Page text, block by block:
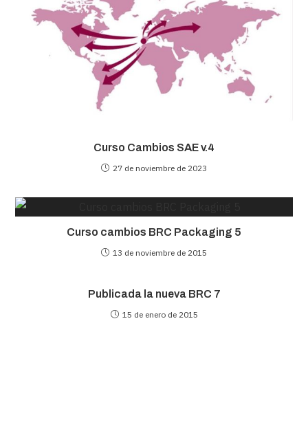
Curso Cambios SAE v.4
27 de noviembre de 2023
Curso cambios BRC Packaging 5
13 de noviembre de 2015
Publicada la nueva BRC 7
15 de enero de 2015